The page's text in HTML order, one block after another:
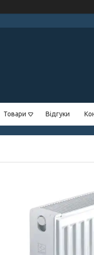
Товари Відгуки